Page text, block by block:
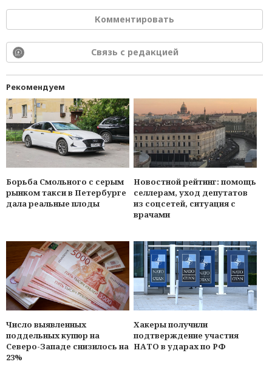
Комментировать
Связь с редакцией
Рекомендуем
Борьба Смольного с серым
рынком такси в Петербурге
дала реальные плоды
Новостной рейтинг: помощь
селлерам, уход депутатов
из соцсетей, ситуация с
врачами
Число выявленных
поддельных купюр на
Северо-Западе снизилось на
23%
Хакеры получили
подтверждение участия
НАТО в ударах по РФ